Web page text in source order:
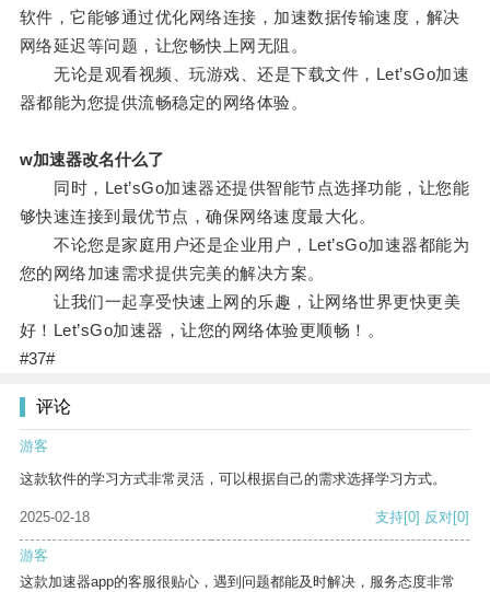
软件，它能够通过优化网络连接，加速数据传输速度，解决
网络延迟等问题，让您畅快上网无阻。
无论是观看视频、玩游戏、还是下载文件，Let’sGo加速
器都能为您提供流畅稳定的网络体验。
w加速器改名什么了
同时，Let’sGo加速器还提供智能节点选择功能，让您能
够快速连接到最优节点，确保网络速度最大化。
不论您是家庭用户还是企业用户，Let’sGo加速器都能为
您的网络加速需求提供完美的解决方案。
让我们一起享受快速上网的乐趣，让网络世界更快更美
好！Let’sGo加速器，让您的网络体验更顺畅！。
#37#
评论
游客
这款软件的学习方式非常灵活，可以根据自己的需求选择学习方式。
2025-02-18 支持[0] 反对[0]
游客
这款加速器app的客服很贴心，遇到问题都能及时解决，服务态度非常